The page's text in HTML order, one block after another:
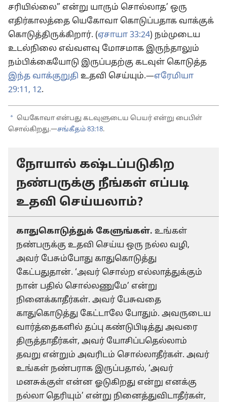
சரியில்லை” என்று யாரும் சொல்லாத’ ஒரு
எதிர்காலத்தை யெகோவா கொடுப்பதாக வாக்குக்
கொடுத்திருக்கிறார். (ஏசாயா 33:24) நம்முடைய
உடல்நிலை எவ்வளவு மோசமாக இருந்தாலும்
நம்பிக்கையோடு இருப்பதற்கு கடவுள் கொடுத்த
இந்த வாக்குறுதி உதவி செய்யும்.—எரேமியா
29:11, 12.
a யெகோவா என்பது கடவுளுடைய பெயர் என்று பைபிள்
சொல்கிறது.—சங்கீதம் 83:18.
நோயால் கஷ்டப்படுகிற
நண்பருக்கு நீங்கள் எப்படி
உதவி செய்யலாம்?
காதுகொடுத்துக் கேளுங்கள். உங்கள்
நண்பருக்கு உதவி செய்ய ஒரு நல்ல வழி,
அவர் பேசும்போது காதுகொடுத்து
கேட்பதுதான். ‘அவர் சொல்ற எல்லாத்துக்கும்
நான் பதில் சொல்லணுமே’ என்று
நினைக்காதீர்கள். அவர் பேசுவதை
காதுகொடுத்து கேட்டாலே போதும். அவருடைய
வார்த்தைகளில் தப்பு கண்டுபிடித்து அவரை
திருத்தாதீர்கள், அவர் யோசிப்பதெல்லாம்
தவறு என்றும் அவரிடம் சொல்லாதீர்கள். அவர்
உங்கள் நண்பராக இருப்பதால், ‘அவர்
மனசுக்குள் என்ன ஓடுகிறது என்று எனக்கு
நல்லா தெரியும்’ என்று நினைத்துவிடாதீர்கள்,